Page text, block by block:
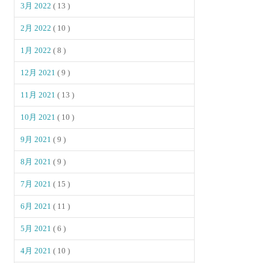
3月 2022( 13 )
2月 2022( 10 )
1月 2022( 8 )
12月 2021( 9 )
11月 2021( 13 )
10月 2021( 10 )
9月 2021( 9 )
8月 2021( 9 )
7月 2021( 15 )
6月 2021( 11 )
5月 2021( 6 )
4月 2021( 10 )